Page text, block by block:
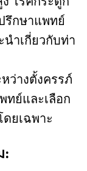
รึกษาแพทย์
นำเกี่ยวกับท่า
ว่างตั้งครรภ์
ทย์และเลือก
ยเฉพาะ
: